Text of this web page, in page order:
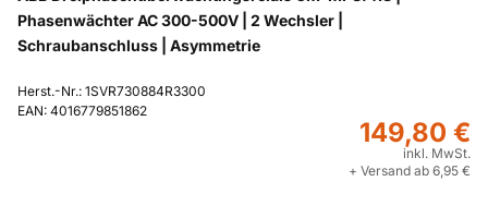
Phasenwächter AC 300-500V | 2 Wechsler |
Schraubanschluss | Asymmetrie
Herst.-Nr.: 1SVR730884R3300
EAN: 4016779851862
149,80 €
inkl. MwSt.
+ Versand ab 6,95 €